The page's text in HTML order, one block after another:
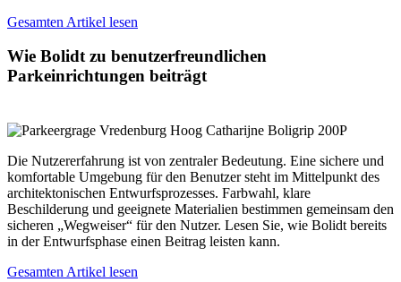
Gesamten Artikel lesen
Wie Bolidt zu benutzerfreundlichen
Parkeinrichtungen beiträgt
Die Nutzererfahrung ist von zentraler Bedeutung. Eine sichere und
komfortable Umgebung für den Benutzer steht im Mittelpunkt des
architektonischen Entwurfsprozesses. Farbwahl, klare
Beschilderung und geeignete Materialien bestimmen gemeinsam den
sicheren „Wegweiser“ für den Nutzer. Lesen Sie, wie Bolidt bereits
in der Entwurfsphase einen Beitrag leisten kann.
Gesamten Artikel lesen